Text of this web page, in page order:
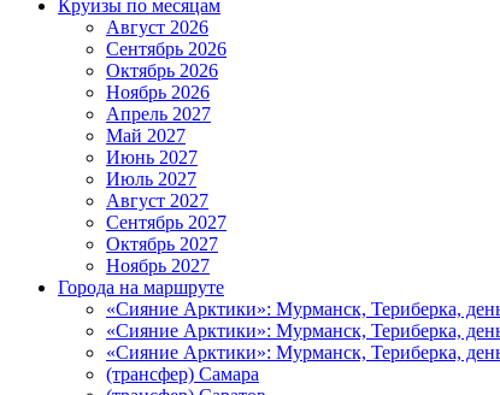
Круизы по месяцам
Август 2026
Сентябрь 2026
Октябрь 2026
Ноябрь 2026
Апрель 2027
Май 2027
Июнь 2027
Июль 2027
Август 2027
Сентябрь 2027
Октябрь 2027
Ноябрь 2027
Города на маршруте
«Сияние Арктики»: Мурманск, Териберка,
«Сияние Арктики»: Мурманск, Териберка,
«Сияние Арктики»: Мурманск, Териберка,
(трансфер) Самара